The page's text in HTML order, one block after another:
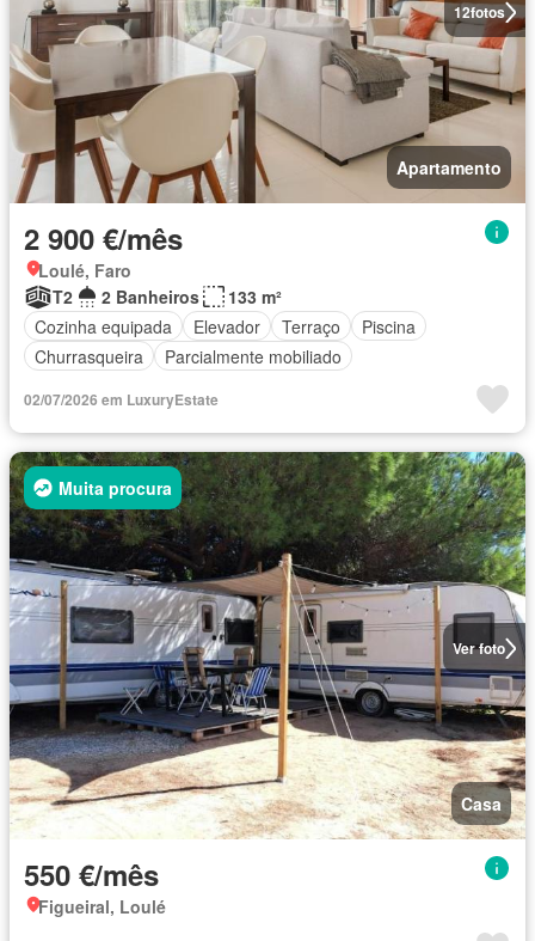
12fotos
Apartamento
2 900 €/mês
Loulé, Faro
T2
2 Banheiros
133 m²
Cozinha equipada
Elevador Terraço
Piscina
Churrasqueira
Parcialmente mobiliado
02/07/2026 em LuxuryEstate
Ver foto
Muita procura
Casa
550 €/mês
Figueiral, Loulé